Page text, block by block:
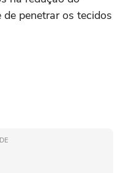
penetrar os tecidos